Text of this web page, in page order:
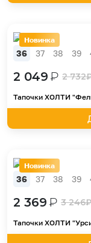
Новинка
36 37 38 39
2 049₽ 2 732
Тапочки ХОЛТИ
Новинка
36 37 38 39
2 369₽ 3 246
Тапочки ХОЛТИ